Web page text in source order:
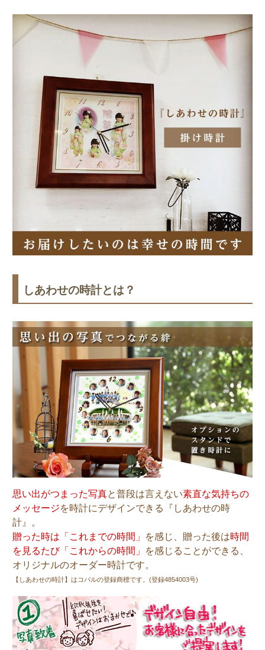
しあわせの時計とは？
思い出がつまった写真と普段は言えない素直な気持ちの
メッセージを時計にデザインできる『しあわせの時
計』。
贈った時は「これまでの時間」
を感じ、贈った後は時間
を見るたび「これからの時間」
を感じることができる、
オリジナルのオーダー時計です。
【しあわせの時計】はコパルの登録商標です。(登録4854003号)